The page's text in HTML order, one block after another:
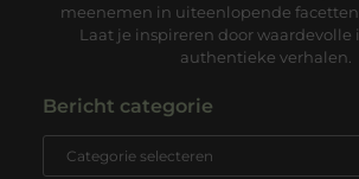
meenemen in uiteenlopende facetten
Laat je inspireren door waardevolle
authentieke verhalen.
Bericht categorie